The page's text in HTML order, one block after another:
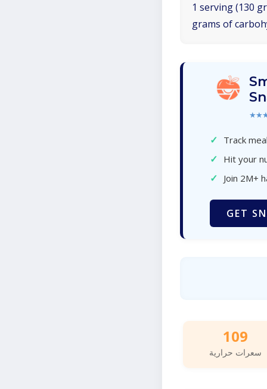
1 serving (130
grams of
✓ Track
✓ Hit your
✓ Join 2M+
GET
109
سعرات حرارية